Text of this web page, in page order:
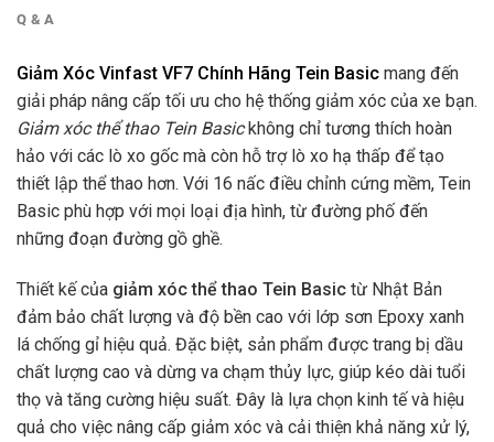
Q & A
Giảm Xóc Vinfast VF7 Chính Hãng Tein Basic mang đến
giải pháp nâng cấp tối ưu cho hệ thống giảm xóc của xe bạn.
Giảm xóc thể thao Tein Basickhông chỉ tương thích hoàn
hảo với các lò xo gốc mà còn hỗ trợ lò xo hạ thấp để tạo
thiết lập thể thao hơn. Với 16 nấc điều chỉnh cứng mềm, Tein
Basic phù hợp với mọi loại địa hình, từ đường phố đến
những đoạn đường gồ ghề.
Thiết kế của giảm xóc thể thao Tein Basic từ Nhật Bản
đảm bảo chất lượng và độ bền cao với lớp sơn Epoxy xanh
lá chống gỉ hiệu quả. Đặc biệt, sản phẩm được trang bị dầu
chất lượng cao và dừng va chạm thủy lực, giúp kéo dài tuổi
thọ và tăng cường hiệu suất. Đây là lựa chọn kinh tế và hiệu
quả cho việc nâng cấp giảm xóc và cải thiện khả năng xử lý,